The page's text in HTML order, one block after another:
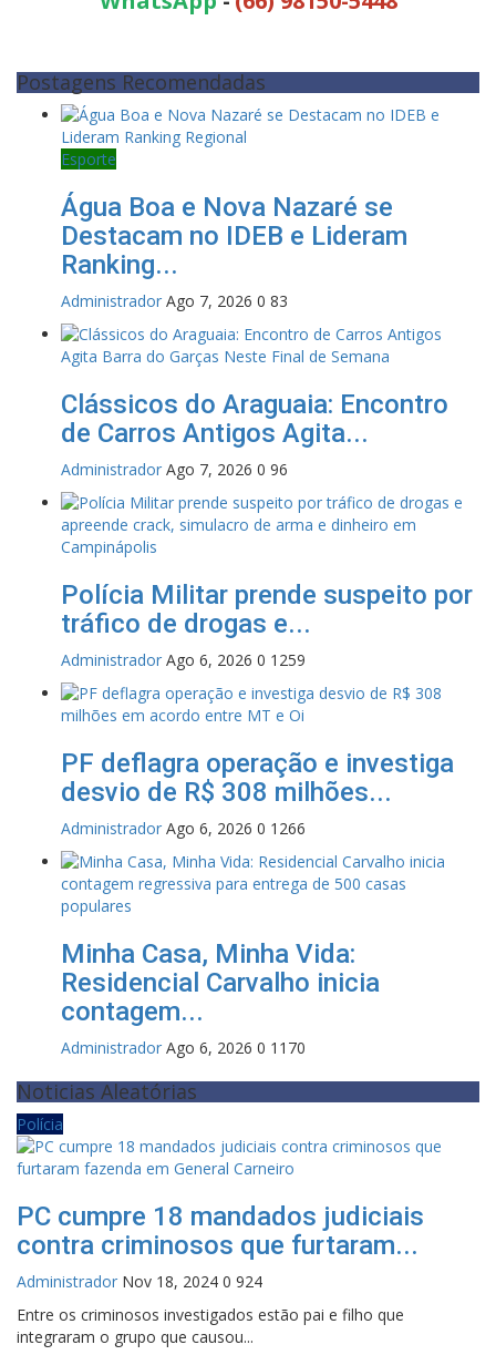
Postagens Recomendadas
Esporte
Água Boa e Nova Nazaré se
Destacam no IDEB e Lideram
Ranking...
Administrador Ago 7, 2026 0 83
Clássicos do Araguaia: Encontro
de Carros Antigos Agita...
Administrador Ago 7, 2026 0 96
Polícia Militar prende suspeito por
tráfico de drogas e...
Administrador Ago 6, 2026 0 1259
PF deflagra operação e investiga
desvio de R$ 308 milhões...
Administrador Ago 6, 2026 0 1266
Minha Casa, Minha Vida:
Residencial Carvalho inicia
contagem...
Administrador Ago 6, 2026 0 1170
Noticias Aleatórias
Polícia
PC cumpre 18 mandados judiciais
contra criminosos que furtaram...
Administrador Nov 18, 2024 0 924
Entre os criminosos investigados estão pai e filho que
integraram o grupo que causou...